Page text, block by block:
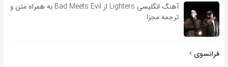
آهنگ انگلیسی Lighters از Bad Meets Evil به همراه متن و
ترجمه مجزا
فرانسوی